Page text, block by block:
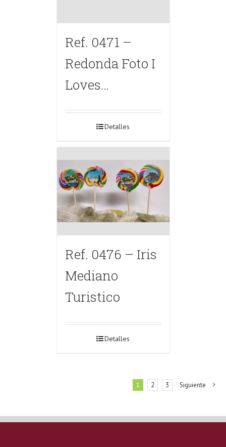
Ref. 0471 –
Redonda Foto I
Loves…
Detalles
Ref. 0476 – Iris
Mediano
Turistico
Detalles
1 2 3 Siguiente